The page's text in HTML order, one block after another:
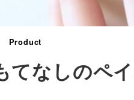
Product
てなしのペ